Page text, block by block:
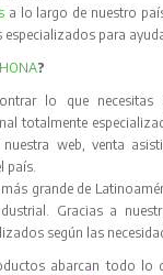
a lo largo de nuestro
para
?
lo que necesitas
totalmente
web, venta
país.
grande de
Gracias a
según las
abarcan todo lo